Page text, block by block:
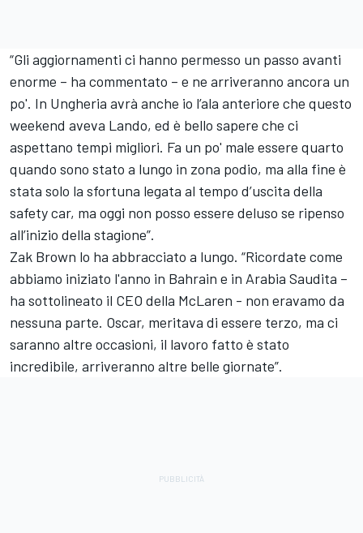
“Gli aggiornamenti ci hanno permesso un passo avanti
enorme – ha commentato – e ne arriveranno ancora un
po'. In Ungheria avrà anche io l’ala anteriore che questo
weekend aveva Lando, ed è bello sapere che ci
aspettano tempi migliori. Fa un po' male essere quarto
quando sono stato a lungo in zona podio, ma alla fine è
stata solo la sfortuna legata al tempo d’uscita della
safety car, ma oggi non posso essere deluso se ripenso
all’inizio della stagione”.
Zak Brown lo ha abbracciato a lungo. “Ricordate come
abbiamo iniziato l'anno in Bahrain e in Arabia Saudita –
ha sottolineato il CEO della McLaren - non eravamo da
nessuna parte. Oscar, meritava di essere terzo, ma ci
saranno altre occasioni, il lavoro fatto è stato
incredibile, arriveranno altre belle giornate”.